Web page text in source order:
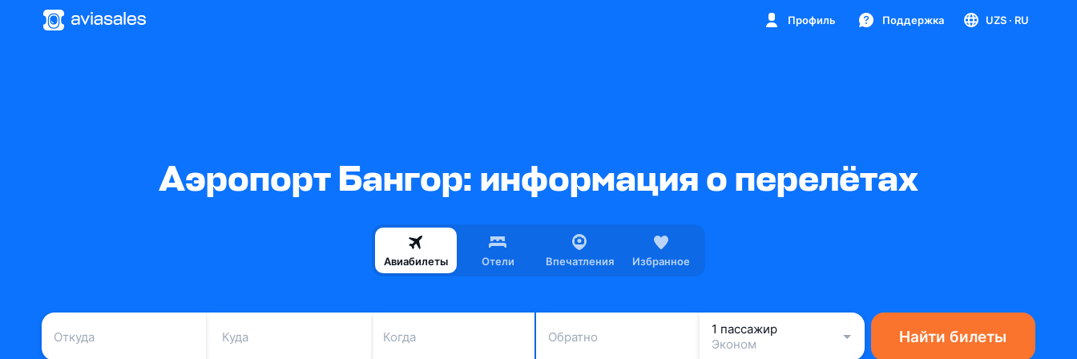
Профиль Поддержка UZS · RU
Аэропорт Бангор: информация о перелётах
Авиабилеты Отели Впечатления Избранное
Когда Обратно
1 пассажир
Эконом
Найти билеты